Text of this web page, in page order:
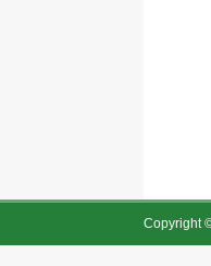
Copyright